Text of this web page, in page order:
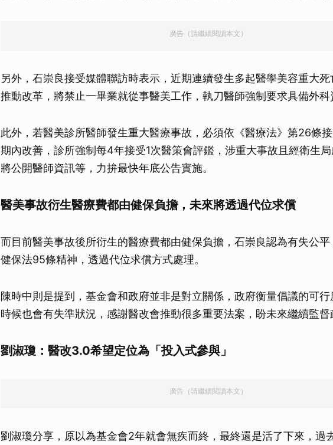
廣告（請繼續閱讀本文）
另外，石崇良接受媒體聯訪時表示，近期連續發生多起醫學美容重大
推動改革，將禁止一畢業就從事醫美工作，執刀醫師強制要求具備外科
此外，若醫美診所醫師發生重大醫療事故，必須依《醫療法》第26條
期內改善，診所強制每4年接受1次醫策會評鑑，涉重大事故且經衛生局
將公開醫師資訊等，力拚最快年底公告實施。
醫美事故衍生醫療費都由健保負擔，未來將透過代位求償
而目前醫美事故後所衍生的醫療費都由健保負擔，石崇良認為有失公
健保法95條精神，透過代位求償方式處理。
陳時中則是提到，基金會和政府並非是對立關係，政府衡量倡議的可
時候也會有失準狀況，感謝醫改會推動很多重要法案，盼未來繼續監督
劉淑瓊：醫改3.0希望定位為「投入式參與」
廣告（請繼續閱讀本文）
劉淑瓊分享，原以為基金會2年就會無疾而終，最終還是活了下來，過